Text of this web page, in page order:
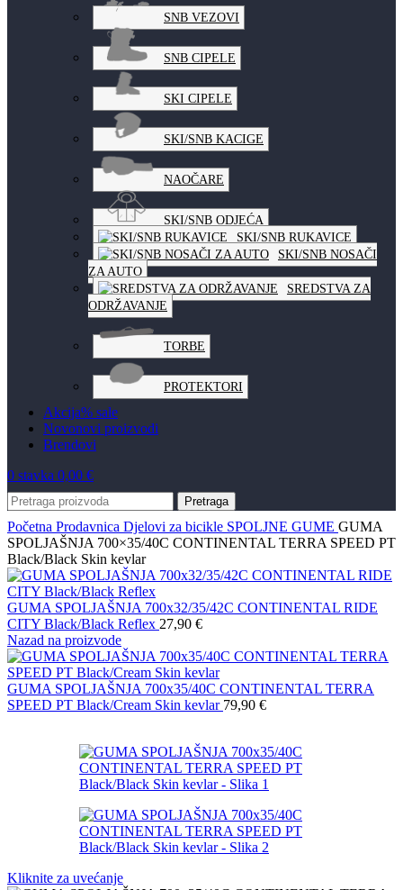
SNB VEZOVI
SNB CIPELE
SKI CIPELE
SKI/SNB KACIGE
NAOČARE
SKI/SNB ODJEĆA
SKI/SNB RUKAVICE
SKI/SNB NOSAČI
ZA AUTO
SREDSTVA ZA
ODRŽAVANJE
TORBE
PROTEKTORI
Akcija% sale
Novonovi proizvodi
Brendovi
0 stavka 0,00 €
Pretraga
Početna Prodavnica Djelovi za bicikle SPOLJNE GUME GUMA
SPOLJAŠNJA 700×35/40C CONTINENTAL TERRA SPEED PT
Black/Black Skin kevlar
GUMA SPOLJAŠNJA 700x32/35/42C CONTINENTAL RIDE
CITY Black/Black Reflex 27,90 €
Nazad na proizvode
GUMA SPOLJAŠNJA 700x35/40C CONTINENTAL TERRA
SPEED PT Black/Cream Skin kevlar 79,90 €
Kliknite za uvećanje